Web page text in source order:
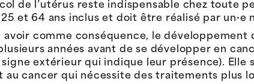
de l’utérus reste indispensable chez toute
et 64 ans inclus et doit être réalisé par un·e
comme conséquence, le développement
années avant de se développer en
signe extérieur qui indique leur présence).
cancer qui nécessite des traitements plus